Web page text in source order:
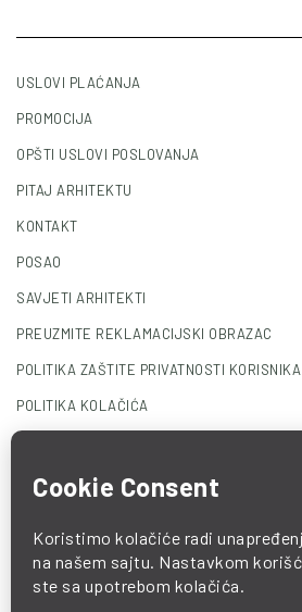
USLOVI PLAĆANJA
PROMOCIJA
OPŠTI USLOVI POSLOVANJA
PITAJ ARHITEKTU
KONTAKT
POSAO
SAVJETI ARHITEKTI
PREUZMITE REKLAMACIJSKI OBRAZAC
POLITIKA ZAŠTITE PRIVATNOSTI KORISNIKA
POLITIKA KOLAČIĆA